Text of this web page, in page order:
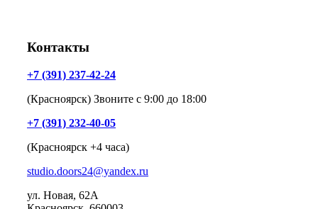
Контакты
+7 (391) 237-42-24
(Красноярск) Звоните с 9:00 до 18:00
+7 (391) 232-40-05
(Красноярск +4 часа)
studio.doors24@yandex.ru
ул. Новая, 62А